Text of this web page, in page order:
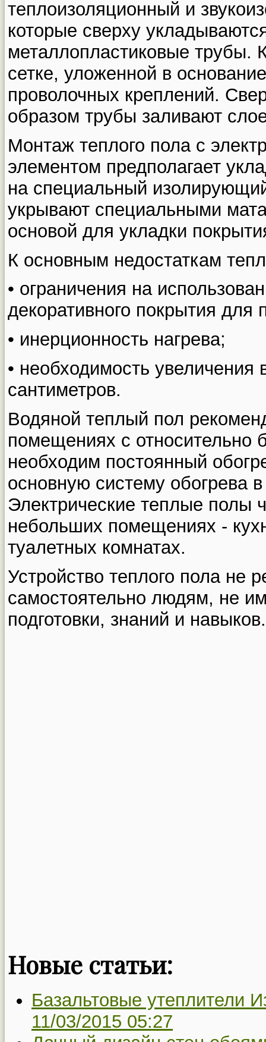
теплоизоляционный и
которые сверху
металлопластиковые трубы.
сетке, уложенной в
проволочных креплений.
образом трубы заливают
Монтаж теплого пола с
элементом предполагает
на специальный
укрывают специальными
основой для укладки
К основным недостаткам
• ограничения на
декоративного покрытия для
• инерционность нагрева;
• необходимость
сантиметров.
Водяной теплый пол
помещениях с
необходим постоянный
основную систему обогрева
Электрические теплые полы
небольших помещениях -
туалетных комнатах.
Устройство теплого пола не
самостоятельно людям, не
подготовки, знаний и навыков.
Новые статьи:
Базальтовые утеплители
11/03/2015 05:27